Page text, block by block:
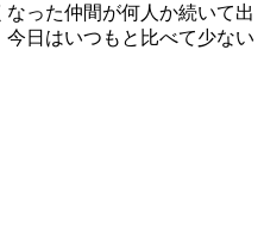
った仲間が何人か続いて出
日はいつもと比べて少ない